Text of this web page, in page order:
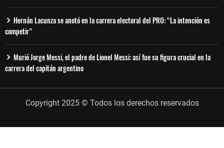
Hernán Lacunza se anotó en la carrera electoral del PRO: “La intención es
competir”
Murió Jorge Messi, el padre de Lionel Messi: así fue su figura crucial en la
carrera del capitán argentino
Copyright 2025 © Todos los derechos reservados